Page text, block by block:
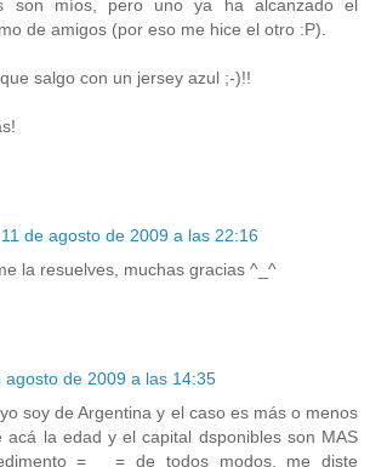
son míos, pero uno ya ha alcanzado el
de amigos (por eso me hice el otro :P).
salgo con un jersey azul ;-)!!
11 de agosto de 2009 a las 22:16
la resuelves, muchas gracias ^_^
agosto de 2009 a las 14:35
soy de Argentina y el caso es más o menos
acá la edad y el capital dsponibles son MAS
=___= de todos modos, me diste